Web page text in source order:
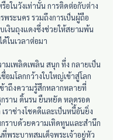
อในวังเท่านั้น การติดต่อกับต่าง
พระนคร รวมถึงการเป็นผู้ถือ
เงินถุงแดงซึ่งช่วยให้สยามพ้น
ในเวลาต่อมา
มเพลิดเพลิน สนุก ทึ่ง กลายเป็น
อมโลกกว้างใบใหญ่เข้าสู่โลก
าถึงความรู้สึกหลากหลายที่
กราน ดิ้นรน ยืนหยัด หลุดรอด
เราช่างโชคดีและเป็นหนี้อันยิ่ง
ราบด้วยความเทิดทูนและสำนึก
พระบาทสมเด็จพระเจ้าอยู่หัว